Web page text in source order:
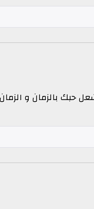
حبك بالزمان و